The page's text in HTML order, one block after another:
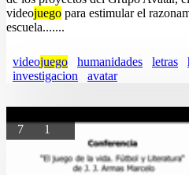
videojuego para estimular el
escuela.......
videojuego humanidades letras
investigacion
avatar
7 1